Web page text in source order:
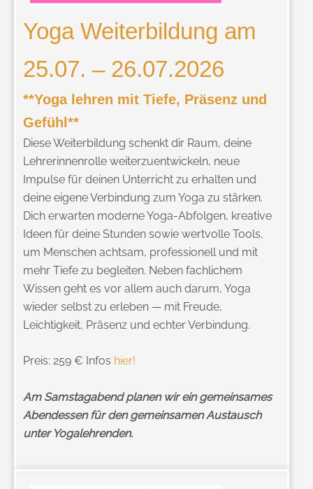
Yoga Weiterbildung am
25.07. – 26.07.2026
**Yoga lehren mit Tiefe, Präsenz und
Gefühl**
Diese Weiterbildung schenkt dir Raum, deine
Lehrerinnenrolle weiterzuentwickeln, neue
Impulse für deinen Unterricht zu erhalten und
deine eigene Verbindung zum Yoga zu stärken.
Dich erwarten moderne Yoga-Abfolgen, kreative
Ideen für deine Stunden sowie wertvolle Tools,
um Menschen achtsam, professionell und mit
mehr Tiefe zu begleiten. Neben fachlichem
Wissen geht es vor allem auch darum, Yoga
wieder selbst zu erleben — mit Freude,
Leichtigkeit, Präsenz und echter Verbindung.
Preis: 259 € Infos hier!
Am Samstagabend planen wir ein gemeinsames
Abendessen für den gemeinsamen Austausch
unter Yogalehrenden.